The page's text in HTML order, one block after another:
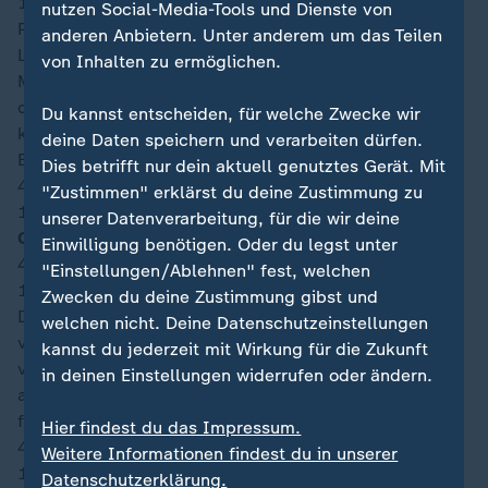
Pedri schlägt von rechts eine Ecke auf den Kopf von
Laporte. Den Kopfball des Verteidigers aus sechs
Metern wischt Vózinha mit den Fingerspitzen noch um
den Pfosten - möglicherweise wäre der Ball aber auch
knapp neben das Tor geflogen. Die anschließende
Ecke bringt nichts ein.
45′
18:50
Offizielle Nachspielzeit (Minuten): 4
45′
18:46
Die nächstegute Chancefür Spanien! Cucurella gibt
vom linken Flügel flach nach innen. In der Mitte
verpasst zunächst Oyarzabal, dann aber kommt Torres
aus acht Metern halbrechter Position zum Schuss. Den
flachen Versuch pariert Vózinha gut.
42′
18:43
nutzen Social-Media-Tools und Dienste von
anderen Anbietern. Unter anderem um das Teilen
von Inhalten zu ermöglichen.
Du kannst entscheiden, für welche Zwecke wir
deine Daten speichern und verarbeiten dürfen.
Dies betrifft nur dein aktuell genutztes Gerät. Mit
"Zustimmen" erklärst du deine Zustimmung zu
unserer Datenverarbeitung, für die wir deine
Einwilligung benötigen. Oder du legst unter
"Einstellungen/Ablehnen" fest, welchen
Zwecken du deine Zustimmung gibst und
welchen nicht. Deine Datenschutzeinstellungen
kannst du jederzeit mit Wirkung für die Zukunft
in deinen Einstellungen widerrufen oder ändern.
Hier findest du das Impressum.
Weitere Informationen findest du in unserer
Datenschutzerklärung.